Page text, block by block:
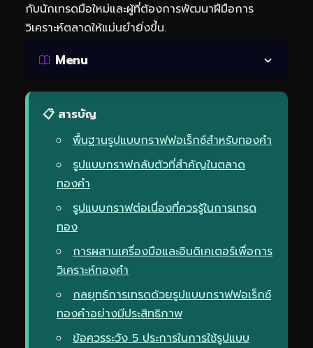
กับนักเทรดมือใหม่และผู้ที่ต้องการพัฒนาฝีมือการ
วิเคราะห์ตลาดให้แม่นยำยิ่งขึ้น.
Menu
📋 สารบัญ
พื้นฐานรูปแบบกราฟฟอเร็กซ์สำหรับทองคำ
รูปแบบกราฟกลับตัวที่สำคัญในตลาด
ทองคำ
รูปแบบกราฟต่อเนื่องที่ควรรู้ในการเทรด
ทอง
การผสานเครื่องมือและอินดิเคเตอร์เพื่อการ
วิเคราะห์ทองคำ
กลยุทธ์การเทรดด้วยรูปแบบกราฟฟอเร็กซ์
ทองคำอย่างมีประสิทธิภาพ
ข้อควรระวัง 5 ประการในการใช้รูปแบบ